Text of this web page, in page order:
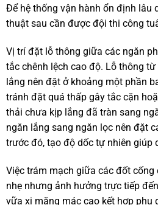
Để hệ thống vận hành ổn định lâu
thuật sau cần được đội thi công
Vị trí đặt lỗ thông giữa các ngăn
tắc chênh lệch cao độ. Lỗ thông
lắng nên đặt ở khoảng một phần
tránh đặt quá thấp gây tắc cặn
thải chưa kịp lắng đã tràn sang
ngăn lắng sang ngăn lọc nên đặt
trước đó, tạo độ dốc tự nhiên giúp
Việc trám mạch giữa các đốt cống
nhẹ nhưng ảnh hưởng trực tiếp
vữa xi măng mác cao kết hợp phụ